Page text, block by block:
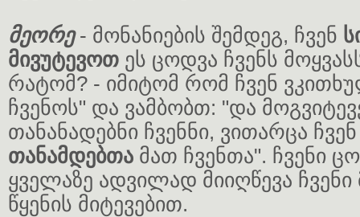
მეორე- მონანიების შემდეგ, ჩვენ
მივუტევოთ ეს ცოდვა ჩვენს
რატომ? - იმიტომ რომ ჩვენ
ჩვენოს" და ვამბობთ: "და
თანანადებნი ჩვენნი, ვითარცა
თანამდებთა მათ ჩვენთა". ჩვენი
ყველაზე ადვილად მიიღწევა ჩვენი
წყენის მიტევებით.